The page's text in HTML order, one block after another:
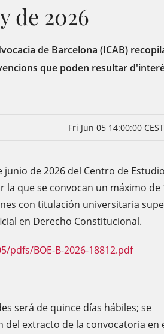
de 2026
de Barcelona (ICAB)
que poden resultar
Fri Jun 05 14:00:00
de 2026 del Centro de
la que se convocan un máximo de
con titulación universitaria
en Derecho Constitucional.
pdfs/BOE-B-2026-18812.pdf
será de quince días hábiles; se
del extracto de la convocatoria en